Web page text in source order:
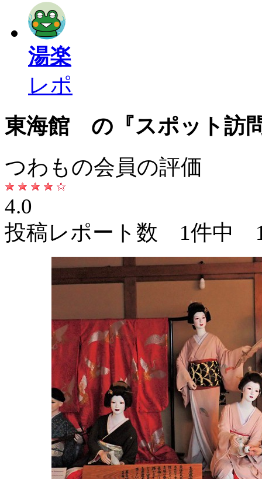
湯楽
レポ
東海館 の『スポット訪
つわもの会員の評価
4.0
投稿レポート数 1件中